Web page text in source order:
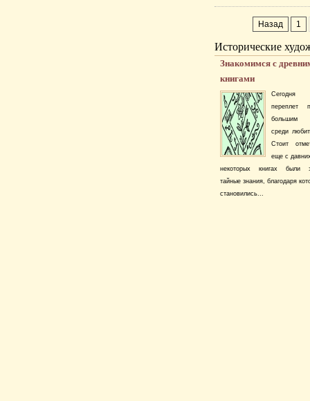
Назад 1
Исторические
Знакомимся с
книгами
Сегодня
переплет
большим
среди
Стоит
еще с
некоторых книгах были
тайные знания, благодаря
становились...